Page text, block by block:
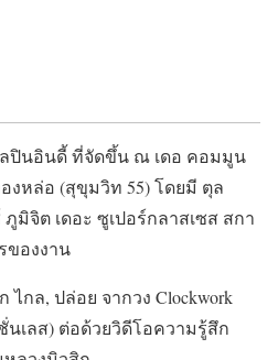
ปินอินดี้ ที่จัดขึ้น ณ เดอ คอมมูน
งหล่อ (สุขุมวิท 55) โดยมี ตุล
จิต เดอะ ซูเปอร์กลาสเซส สกา
ของงาน
ไกล, ปล่อย จากวง Clockwork
นเลส) ต่อด้วยวิดีโอความรู้สึก